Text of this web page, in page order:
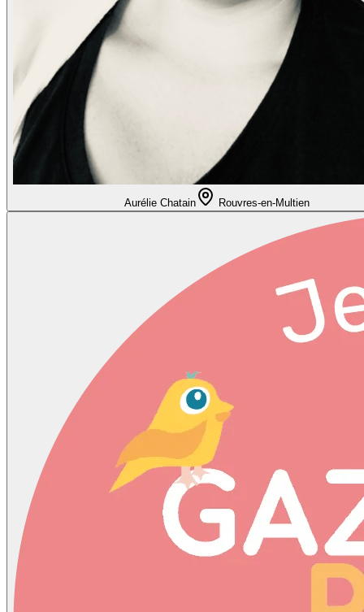
Aurélie Chatain Rouvres-en-Multien